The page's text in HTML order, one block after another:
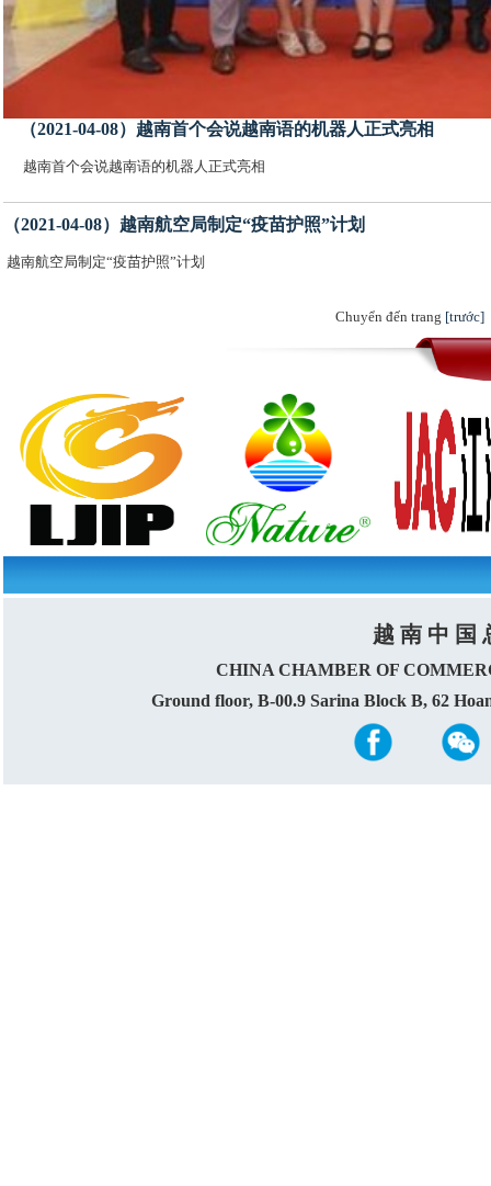
（2021-04-08）越南首个会说越南语的机器人正式亮相
越南首个会说越南语的机器人正式亮相
（2021-04-08）越南航空局制定“疫苗护照”计划
越南航空局制定“疫苗护照”计划
Chuyển đến trang [trước]
越 南 中 国
CHINA CHAMBER OF
Ground floor, B-00.9 Sarina Block B, 62